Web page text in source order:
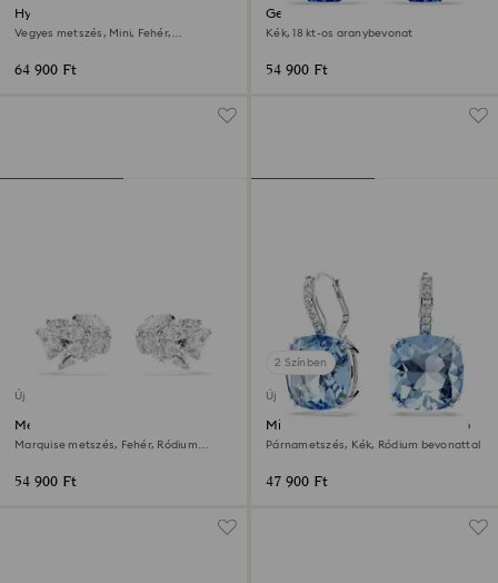
Hyperbola karika fülbevaló
Vegyes metszés, Mini, Fehér,
64 900 Ft
Gema fülönfüggő
Kék, 18 kt-os aranybevonat
54 900 Ft
Új
Mesmera fülgyűrű
Marquise metszés, Fehér, Ródium
54 900 Ft
2 Színben
Új
Millenia csepp alakú fülbevaló
Párnametszés, Kék, Ródium bevonattal
47 900 Ft